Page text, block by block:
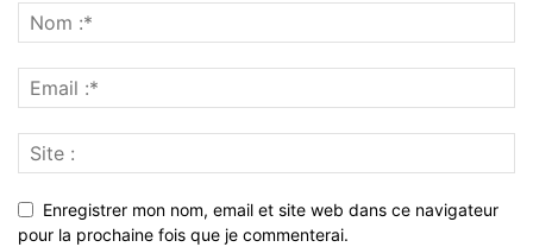
Enregistrer mon nom, email et site web dans ce navigateur
pour la prochaine fois que je commenterai.